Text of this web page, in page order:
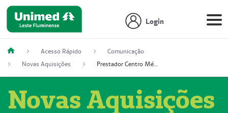
Login
Acesso Rápido
Comunicação
Novas Aquisições
Prestador Centro Médico Vitória Ltda, 51004350-4: Centro Médico Vitória Ltda (Nome Fantasia: Policlínica Master)
Novas Aquisições